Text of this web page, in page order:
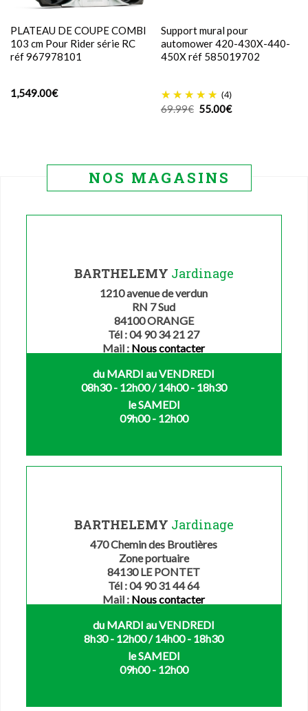
PLATEAU DE COUPE COMBI
103 cm Pour Rider série RC
réf 967978101
1,549.00€
Support mural pour
automower 420-430X-440-
450X réf 585019702
(4)
69.99€ Le
prix
55.00€Le
prix
NOS MAGASINS
BARTHELEMY Jardinage
1210 avenue de verdun
RN 7 Sud
84100 ORANGE
Tél : 04 90 34 21 27
Mail : Nous contacter
du MARDI au VENDREDI
08h30 - 12h00 / 14h00 - 18h30
le SAMEDI
09h00 - 12h00
BARTHELEMY Jardinage
470 Chemin des Broutières
Zone portuaire
84130 LE PONTET
Tél : 04 90 31 44 64
Mail : Nous contacter
du MARDI au VENDREDI
8h30 - 12h00 / 14h00 - 18h30
le SAMEDI
09h00 - 12h00